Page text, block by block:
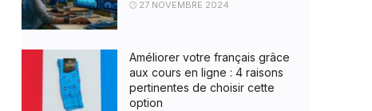
27 NOVEMBRE 2024
Améliorer votre français grâce
aux cours en ligne : 4 raisons
pertinentes de choisir cette
option